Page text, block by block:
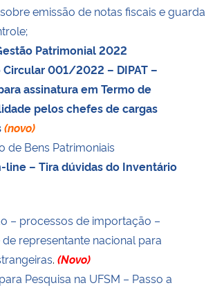
emissão de notas fiscais e guarda
role;
Patrimonial 2022
001/2022 – DIPAT –
assinatura em Termo de
pelos chefes de cargas
(novo)
de Bens Patrimoniais
line – Tira dúvidas do Inventário
– processos de importação –
representante nacional para
. (Novo)
Pesquisa na UFSM – Passo a